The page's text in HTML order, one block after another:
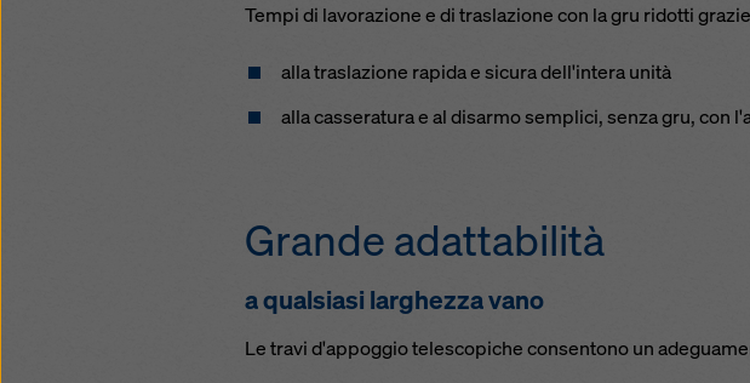
Tempi di lavorazione e di traslazione con la gru ridotti grazie
alla traslazione rapida e sicura dell'intera unità
alla cas­seratura e al disarmo semplici, senza gru, con
Grande adattabilità
a qualsiasi larghezza vano
Le travi d'appoggio telescopiche consentono un